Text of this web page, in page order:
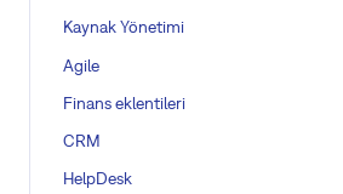
Kaynak Yönetimi
Agile
Finans eklentileri
CRM
HelpDesk